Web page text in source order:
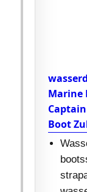
Marine
Boot